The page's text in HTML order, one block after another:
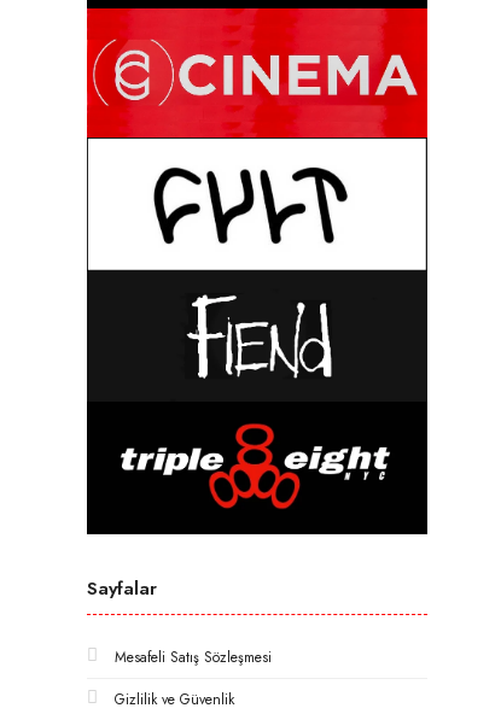
Sayfalar
Mesafeli Satış Sözleşmesi
Gizlilik ve Güvenlik